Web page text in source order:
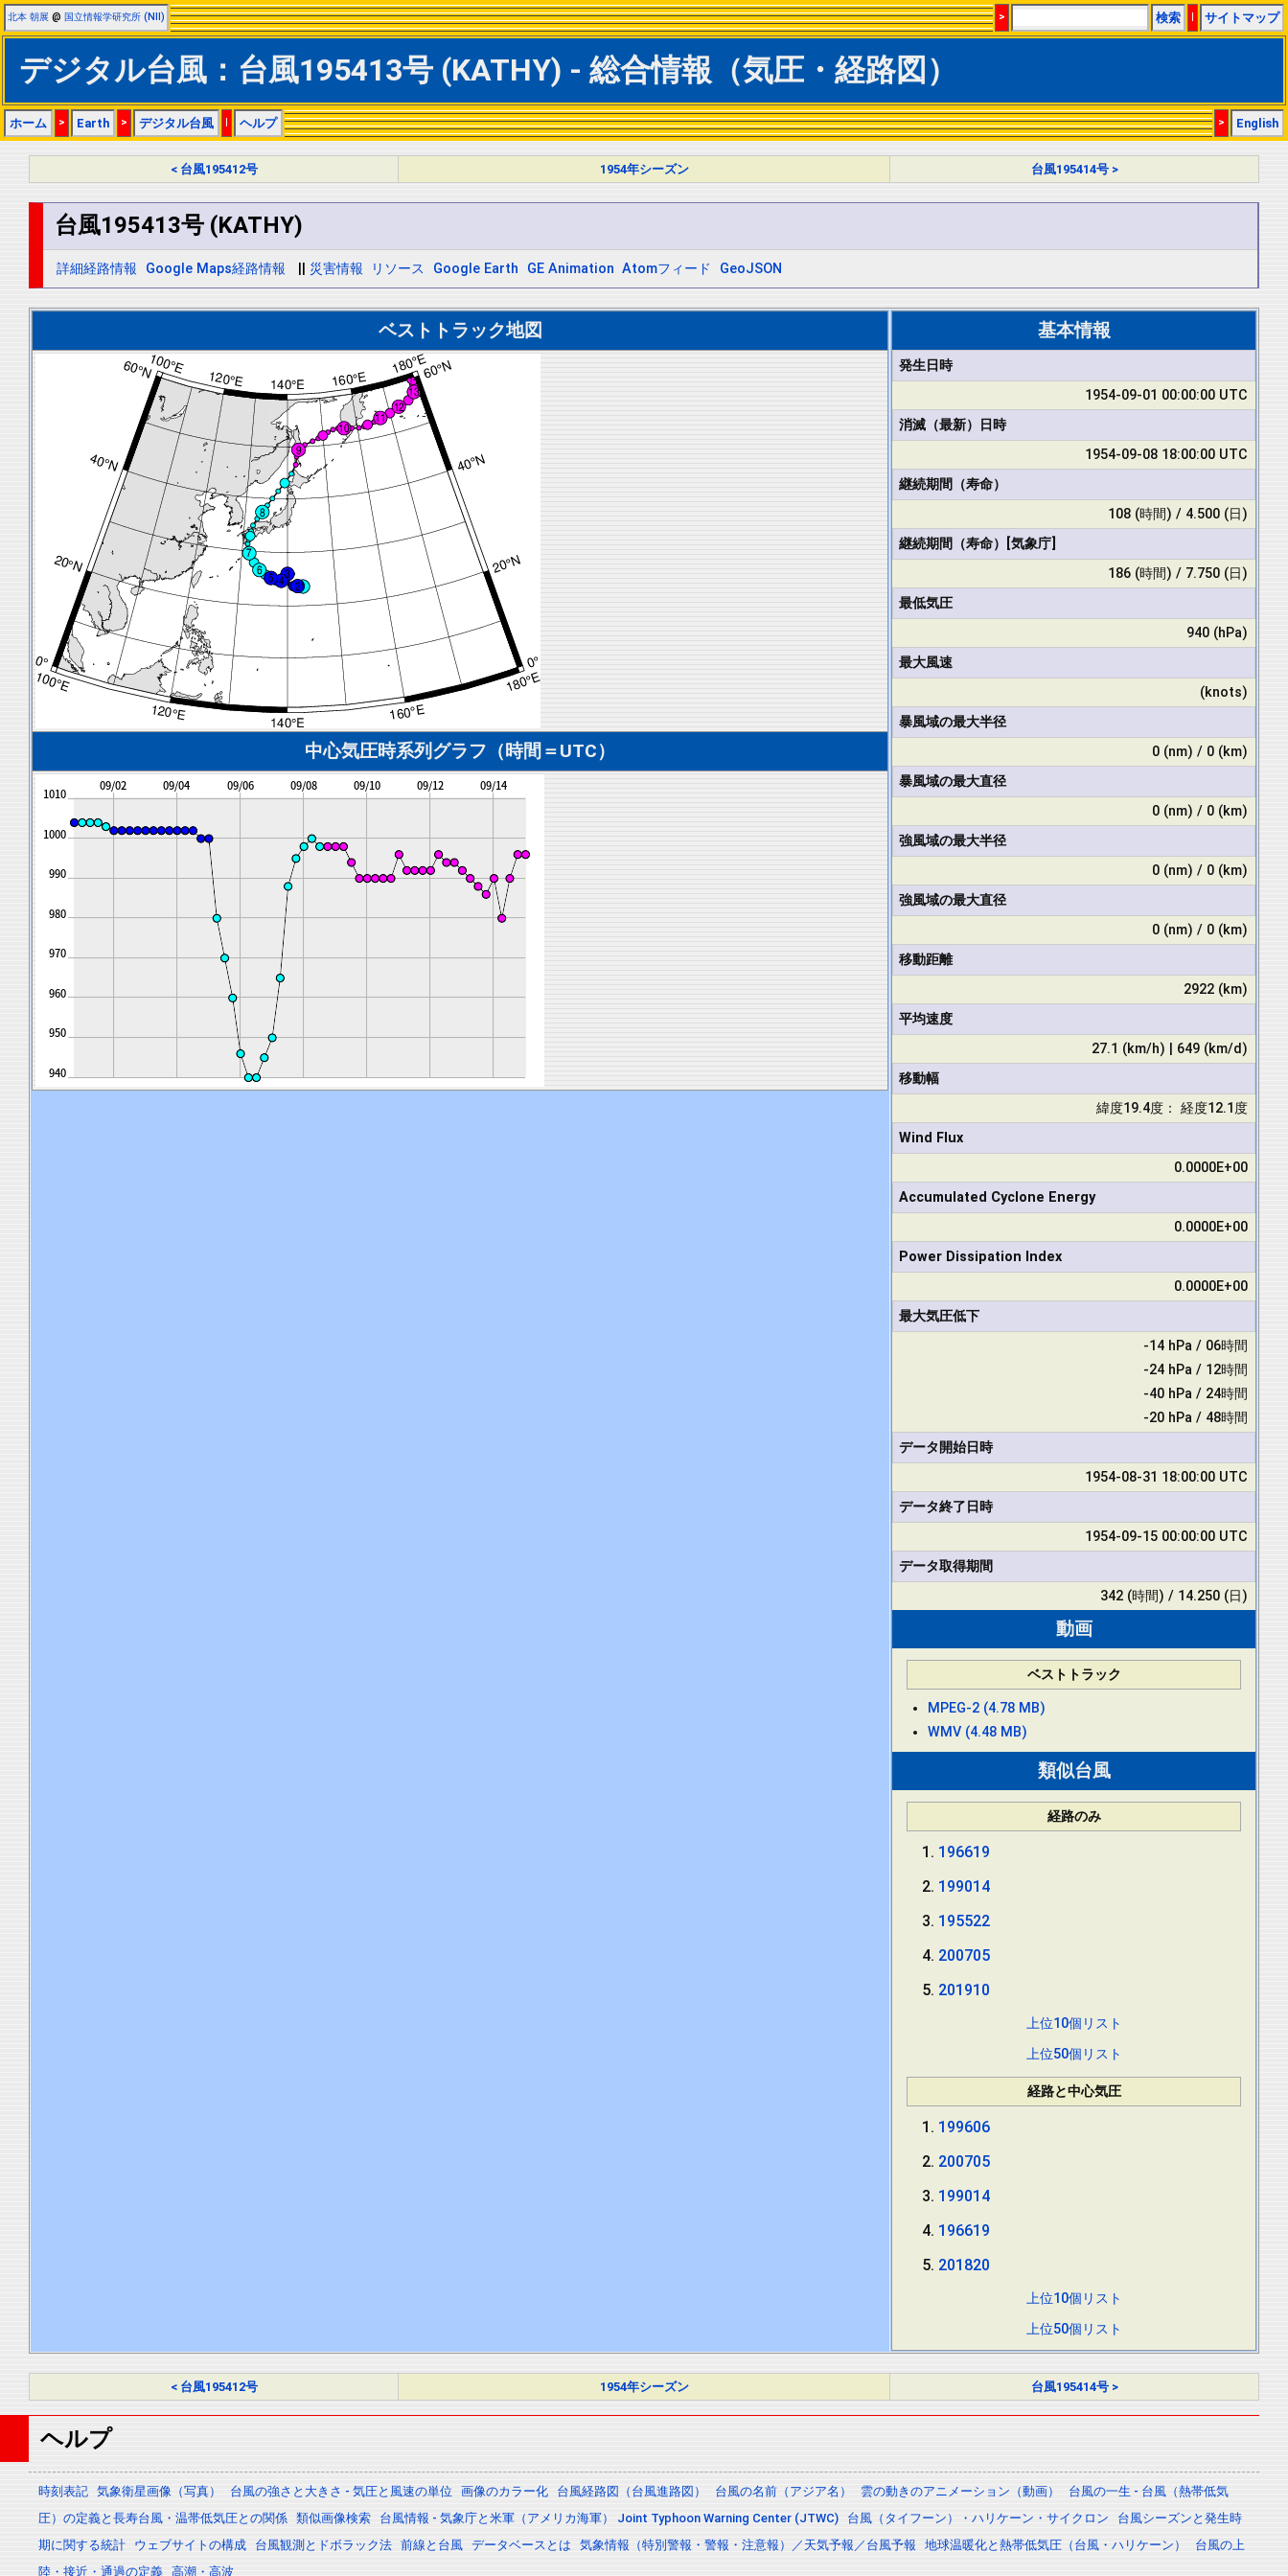
北本 朝展 @ 国立情報学研究所 (NII) > 検索 | サイトマップ
デジタル台風：台風195413号 (KATHY) - 総合情報（気圧・経路図）
ホーム > Earth > デジタル台風 | ヘルプ > English
< 台風195412号 1954年シーズン 台風195414号 >
台風195413号 (KATHY)
詳細経路情報 Google Maps経路情報 災害情報 リソース Google Earth GE Animation Atomフィード GeoJSON
ベストトラック地図
中心気圧時系列グラフ（時間＝UTC）
基本情報
発生日時
1954-09-01 00:00:00 UTC
消滅（最新）日時
1954-09-08 18:00:00 UTC
継続期間（寿命）
108 (時間) / 4.500 (日)
継続期間（寿命）[気象庁]
186 (時間) / 7.750 (日)
最低気圧
940 (hPa)
最大風速
(knots)
暴風域の最大半径
0 (nm) / 0 (km)
暴風域の最大直径
0 (nm) / 0 (km)
強風域の最大半径
0 (nm) / 0 (km)
強風域の最大直径
0 (nm) / 0 (km)
移動距離
2922 (km)
平均速度
27.1 (km/h) | 649 (km/d)
移動幅
緯度19.4度： 経度12.1度
Wind Flux
0.0000E+00
Accumulated Cyclone Energy
0.0000E+00
Power Dissipation Index
0.0000E+00
最大気圧低下
-14 hPa / 06時間
-24 hPa / 12時間
-40 hPa / 24時間
-20 hPa / 48時間
データ開始日時
1954-08-31 18:00:00 UTC
データ終了日時
1954-09-15 00:00:00 UTC
データ取得期間
342 (時間) / 14.250 (日)
動画
ベストトラック
MPEG-2 (4.78 MB)
WMV (4.48 MB)
類似台風
経路のみ
196619
199014
195522
200705
201910
上位10個リスト
上位50個リスト
経路と中心気圧
199606
200705
199014
196619
201820
上位10個リスト
上位50個リスト
< 台風195412号 1954年シーズン 台風195414号 >
ヘルプ
時刻表記 気象衛星画像（写真） 台風の強さと大きさ - 気圧と風速の単位 画像のカラー化 台風経路図（台風進路図） 台風の名前（アジア名） 雲の動きのアニメーション（動画）
台風の一生 - 台風（熱帯低気
圧）の定義と長寿台風・温帯低気圧との関係 類似画像検索 台風情報 - 気象庁と米軍（アメリカ海軍） Joint Typhoon Warning Center (JTWC) 台風（タイフーン）・ハリケーン・サイクロン
台風シーズンと発生時
期に関する統計
ウェブサイトの構成 台風観測とドボラック法 前線と台風 データベースとは 気象情報（特別警報・警報・注意報）／天気予報／台風予報 地球温暖化と熱帯低気圧（台風・ハリケーン）
台風の上
陸・接近・通過の定義 高潮・高波